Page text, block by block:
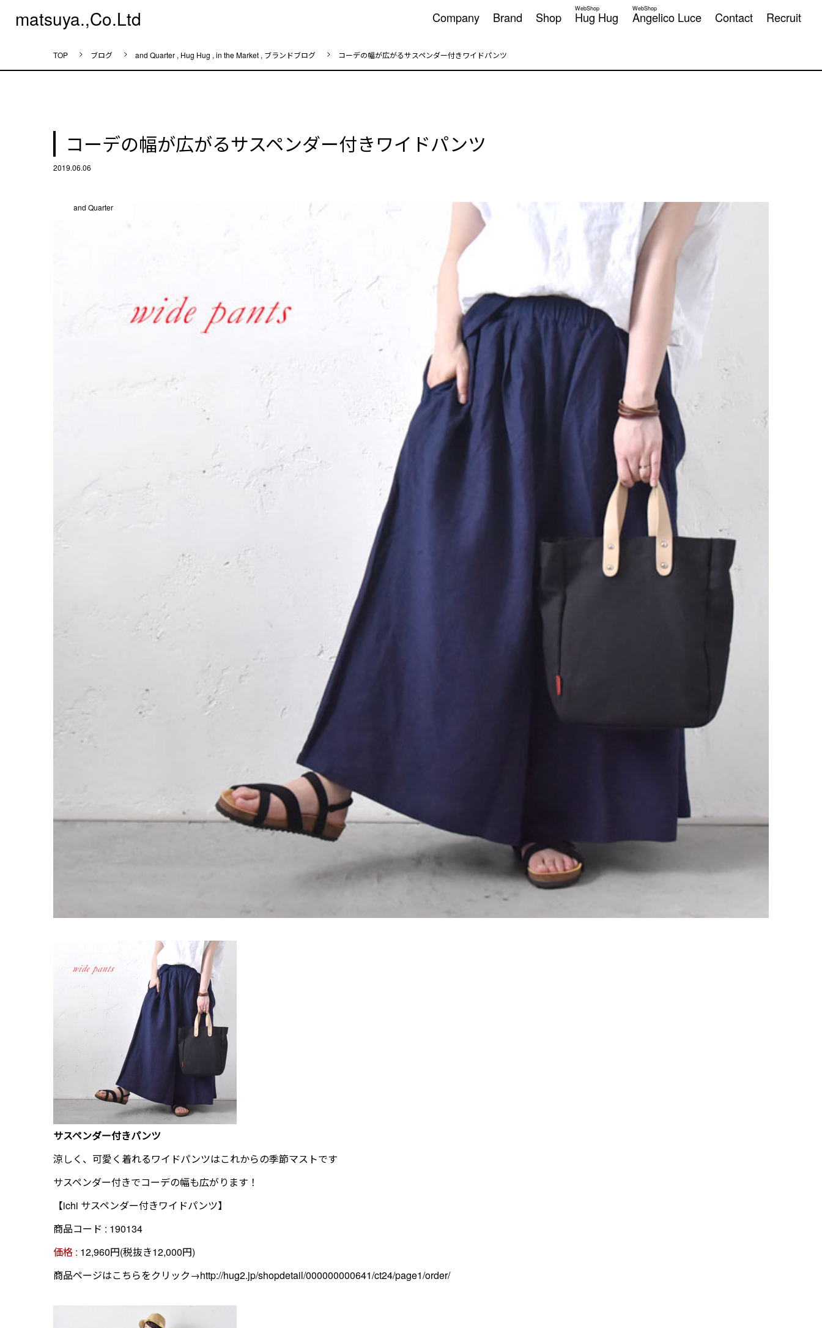
Company Brand Shop
WebShop
Hug Hug
WebShop
Angelico Luce Contact Recruit
matsuya.,Co.Ltd
ブログ and Quarter , Hug Hug , in the Market , ブランドブログ コーデの幅が広がるサスペンダー付きワイドパンツ
コーデの幅が広がるサスペンダー付きワイドパンツ
2019.06.06
and Quarter
サスペンダー付きパンツ
涼しく、可愛く着れるワイドパンツはこれからの季節マストです
サスペンダー付きでコーデの幅も広がります！
【ichi サスペンダー付きワイドパンツ】
商品コード : 190134
価格 : 12,960円(税抜き12,000円)
商品ページはこちらをクリック→http://hug2.jp/shopdetail/000000000641/ct24/page1/order/